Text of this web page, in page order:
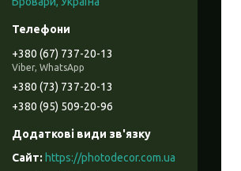
+380 (67) 737-20-13
Viber, WhatsApp
+380 (73) 737-20-13
+380 (95) 509-20-96
https://photodecor.com.ua